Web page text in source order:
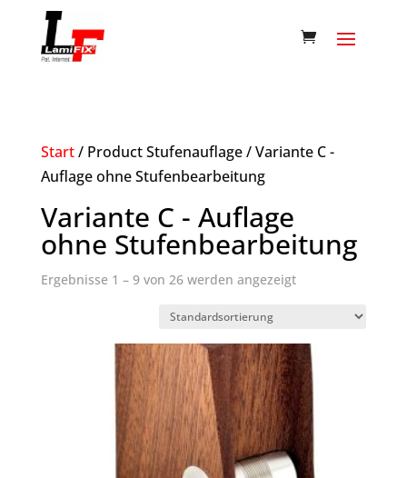
Start/ Product Stufenauflage / Variante C -
Auflage ohne Stufenbearbeitung
Variante C - Auflage
ohne Stufenbearbeitung
Ergebnisse 1 – 9 von 26 werden angezeigt